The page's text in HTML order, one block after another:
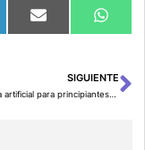
Compartir
en
Email
en
SIGUIENTE